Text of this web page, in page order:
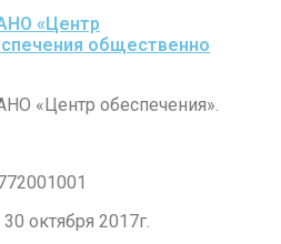
«Центр
общественно
«Центр обеспечения».
октября 2017г.